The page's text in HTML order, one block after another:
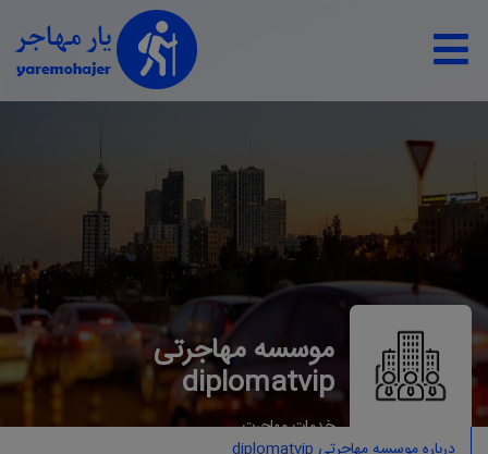
موسسه مهاجرتی
diplomatvip
خدمات مهاجرت